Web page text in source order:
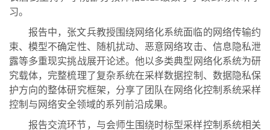
习。
报告中，张文兵教授围绕网络化系统面临的网络传输约
束、模型不确定性、随机扰动、恶意网络攻击、信息隐私泄
露等多重现实挑战展开论述。他以多类典型网络化系统为研
究载体，完整梳理了复杂系统在采样数据控制、数据隐私保
护方向的整体研究框架，分享了团队在网络化控制系统采样
控制与网络安全领域的系列前沿成果。
报告交流环节，与会师生围绕时标型采样控制系统相关